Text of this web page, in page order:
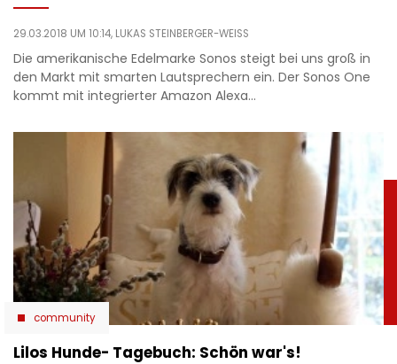
29.03.2018 UM 10:14, LUKAS STEINBERGER-WEISS
Die amerikanische Edelmarke Sonos steigt bei uns groß in
den Markt mit smarten Lautsprechern ein. Der Sonos One
kommt mit integrierter Amazon Alexa…
community
Lilos Hunde- Tagebuch: Schön war's!